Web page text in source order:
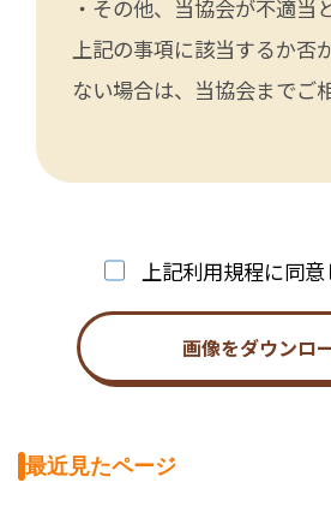
・その他、当協会が不適当
上記の事項に該当するか否
ない場合は、当協会までご
上記利用規程に同意
画像をダウンロ
最近見たページ